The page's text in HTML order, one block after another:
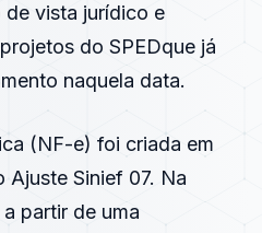
vista jurídico e
projetos do SPEDque já
naquela data.
(NF-e) foi criada em
Ajuste Sinief 07. Na
partir de uma